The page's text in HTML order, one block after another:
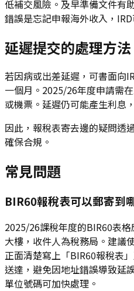
低補交風險。及早準備文件有
錯誤是忘記申報海外收入，
延遲提交的處理方法
若因病或出差延遲，可書面向
一個月。2025/26年度申請需
或機票。延遲仍可能產生利息
因此，報稅表寄去邊的疑問透
確保合規。
常見問題
BIR60報稅表可以郵寄到
2025/26課稅年度的BIR60表
大樓，收件人為稅務局。建議
正面清楚寫上「BIR60報稅表
送達，避免因地址錯誤導致延
單位號碼可加快處理。